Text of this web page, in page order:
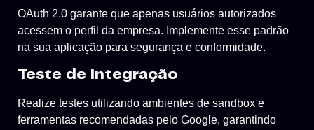
OAuth 2.0 garante que apenas usuários autorizados
acessem o perfil da empresa. Implemente esse padrão
na sua aplicação para segurança e conformidade.
Teste de integração
Realize testes utilizando ambientes de sandbox e
ferramentas recomendadas pelo Google, garantindo